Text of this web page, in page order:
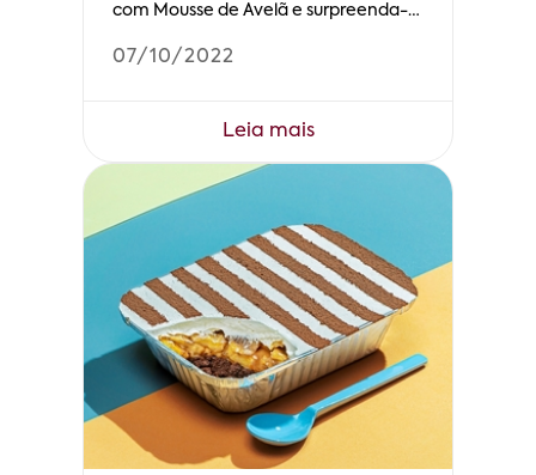
com Mousse de Avelã e surpreenda-
07/10/2022
Leia mais